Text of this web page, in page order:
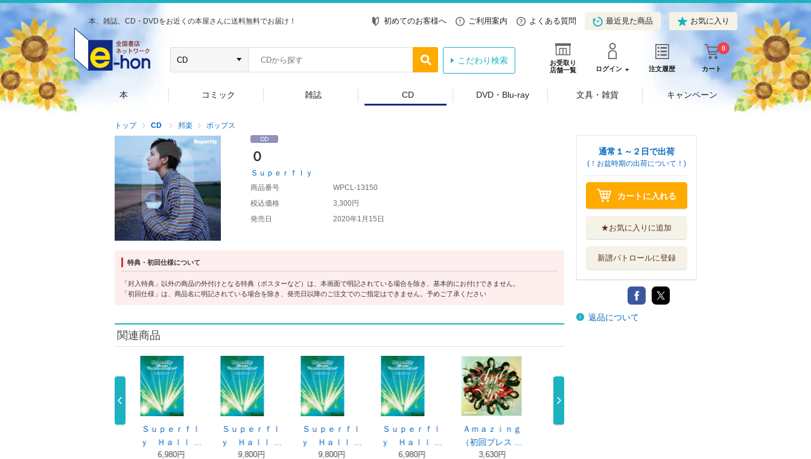
本、雑誌、CD・DVDをお近くの本屋さんに送料無料でお届け！ 初めてのお客様へ ご利用案内 よくある質問 最近見た商品 お気に入り
お受取り
店舗一覧
ログイン 注文履歴 カート
0
こだわり検索
本 コミック 雑誌 CD DVD・Blu-ray 文具・雑貨 キャンペーン
トップ CD 邦楽 ポップス
０
Ｓｕｐｅｒｆｌｙ
商品番号
WPCL-13150
税込価格
3,300円
発売日
2020年1月15日
特典・初回仕様について
「封入特典」以外の商品の外付けとなる特典（ポスターなど）は、本画面で明記されている場合を除き、基本的にお付けできません。
「初回仕様」は、商品名に明記されている場合を除き、発売日以降のご注文でのご指定はできません。予めご了承ください
関連商品
Ａｍａｚｉｎｇ
（初回プレス …
3,630円
Ｒｉｄｅ ｔｈ
ｅ Ｗａｖｅ …
13,980 …
Ｒｉｄｅ ｔｈ
ｅ Ｗａｖｅ …
13,980 …
Ｈｅａｔ Ｗａ
ｖｅＳｕｐｅ …
3,300円
Ｈｅａｔ Ｗａ
ｖｅ（初回限 …
Ｈｅａｔ Ｗａ
通常１～２日で出荷
(！お盆時期の出荷について！)
カートに入れる
★お気に入りに追加
新譜パトロールに登録
返品について